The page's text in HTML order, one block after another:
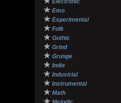
Electronic
★ Emo
★ Experimental
★ Folk
★ Gothic
★ Grind
★ Grunge
★ Indie
★ Industrial
★ Instrumental
★ Math
★